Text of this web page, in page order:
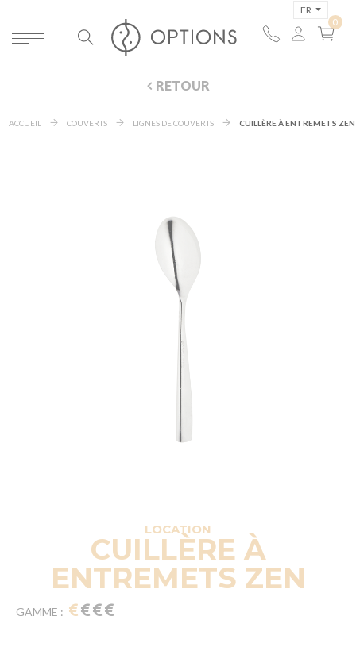
FR
RETOUR
ACCUEIL COUVERTS LIGNES DE COUVERTS CUILLÈRE À ENTREMETS ZEN
LOCATION
CUILLÈRE À
ENTREMETS ZEN
GAMME :